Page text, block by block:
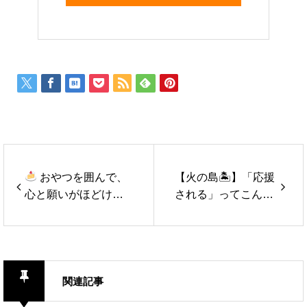
おやつを囲んで、
心と願いがほどける
】
【火の島🏝】「応援
される」ってこんな
共感が溢れた時間
関連記事